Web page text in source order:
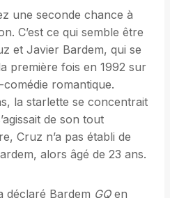
une seconde chance à
C’est ce qui semble être
et Javier Bardem, qui se
première fois en 1992 sur
romantique.
la starlette se concentrait
de son tout
Cruz n’a pas établi de
alors âgé de 23 ans.
déclaré Bardem GQen